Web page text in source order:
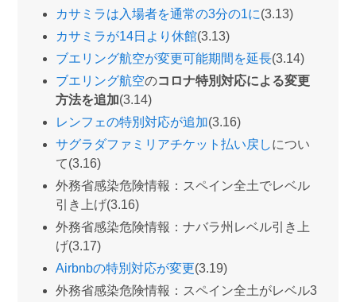
カサミラは入場者を通常の3分の1に(3.13)
カサミラが14日より休館(3.13)
ブエリング航空が変更可能期間を延長(3.14)
ブエリング航空のコロナ特別対応による変更
方法を追加(3.14)
レンフェの特別対応が追加(3.16)
サグラダファミリアチケット払い戻しについ
て(3.16)
外務省感染危険情報：スペイン全土でレベル
引き上げ(3.16)
外務省感染危険情報：ナバラ州レベル引き上
げ(3.17)
Airbnbの特別対応が変更(3.19)
外務省感染危険情報：スペイン全土がレベル3